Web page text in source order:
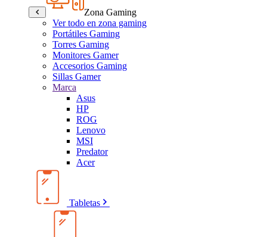
Zona Gaming
Ver todo en zona gaming
Portátiles Gaming
Torres Gaming
Monitores Gamer
Accesorios Gaming
Sillas Gamer
Marca
Asus
HP
ROG
Lenovo
MSI
Predator
Acer
Tabletas